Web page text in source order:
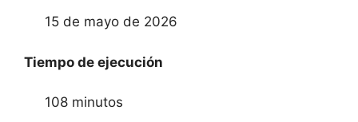
15 de mayo de 2026
Tiempo de ejecución
108 minutos